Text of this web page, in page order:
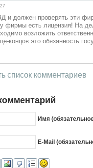
и должен проверять эти
у фирмы есть лицензия! На
возложить
концов это обязанность
список комментариев
Имя
E-Mail